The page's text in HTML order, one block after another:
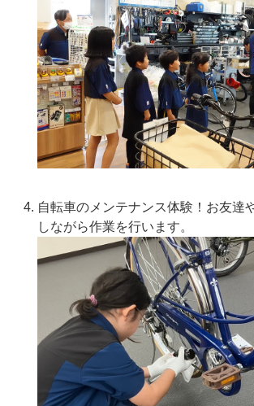
自転車のメンテナンス体験！お友達
しながら作業を行います。